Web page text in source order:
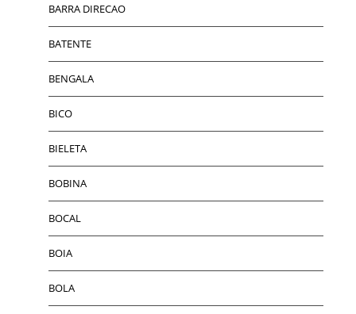
BARRA DIRECAO
BATENTE
BENGALA
BICO
BIELETA
BOBINA
BOCAL
BOIA
BOLA